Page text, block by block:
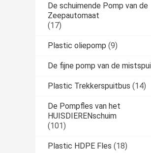
De schuimende Pomp van de
Zeepautomaat
(17)
Plastic oliepomp (9)
De fijne pomp van de
Plastic Trekkerspuitbus (14)
De Pompfles van het
HUISDIERENschuim
(101)
Plastic HDPE Fles (18)